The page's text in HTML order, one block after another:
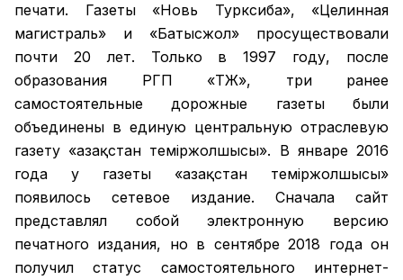
печати. Газеты «Новь Турксиба», «Целинная
магистраль» и «Батысжол» просуществовали
почти 20 лет. Только в 1997 году, после
образования РГП «ҚТЖ», три ранее
самостоятельные дорожные газеты были
объединены в единую центральную отраслевую
газету «Қазақстан темiржолшысы». В январе 2016
года у газеты «Қазақстан теміржолшысы»
появилось сетевое издание. Сначала сайт
представлял собой электронную версию
печатного издания, но в сентябре 2018 года он
получил статус самостоятельного интернет-